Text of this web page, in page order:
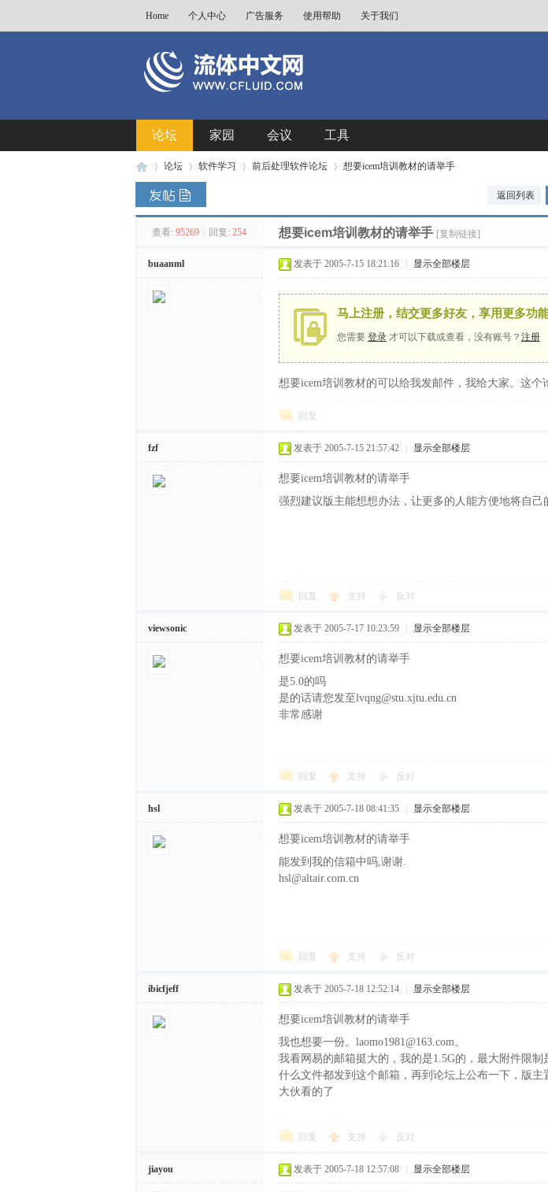
Home 个人中心 广告服务 使用帮助 关于我们
论坛 家园 会议 工具
»
论坛
›
软件学习
›
前后处理软件论坛
›
想要icem培训教材的请举手
返回列表
查看: 95269 回复: 254 想要icem培训教材的请举手 [复制链接]
buaanml 发表于 2005-7-15 18:21:16 显示全部楼层
马上注册，结交更多好友，享用更多功
您需要 登录 才可以下载或查看，没有账号？ 注册
想要icem培训教材的可以给我发邮件，我给大家。这
回复
fzf 发表于 2005-7-15 21:57:42 显示全部楼层
想要icem培训教材的请举手
强烈建议版主能想想办法，让更多的人能方便地将自
回复 支持 反对
viewsonic 发表于 2005-7-17 10:23:59 显示全部楼层
想要icem培训教材的请举手
是5.0的吗
是的话请您发至lvqng@stu.xjtu.edu.cn
非常感谢
回复 支持 反对
hsl 发表于 2005-7-18 08:41:35 显示全部楼层
想要icem培训教材的请举手
能发到我的信箱中吗,谢谢.
hsl@altair.com.cn
回复 支持 反对
ibicfjeff 发表于 2005-7-18 12:52:14 显示全部楼层
想要icem培训教材的请举手
我也想要一份。laomo1981@163.com。
我看网易的邮箱挺大的，我的是1.5G的，最大附件限
什么文件都发到这个邮箱，再到论坛上公布一下，版
大伙看的了
回复 支持 反对
jiayou 发表于 2005-7-18 12:57:08 显示全部楼层